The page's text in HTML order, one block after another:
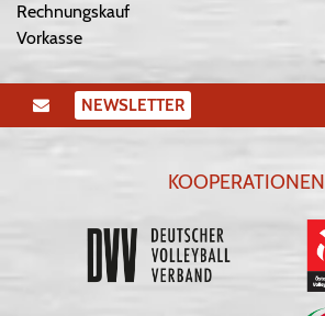
Rechnungskauf
Vorkasse
NEWSLETTER
KOOPERATIONEN